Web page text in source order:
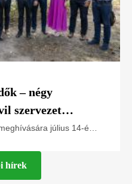
– négy
szervezet
miniszter úr
július 14-én
a Magyar
hírek